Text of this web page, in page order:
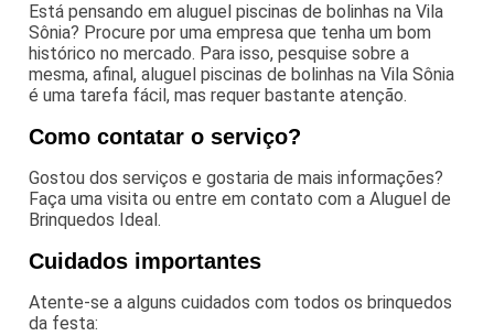
Está pensando em aluguel piscinas de bolinhas na Vila
Sônia? Procure por uma empresa que tenha um bom
histórico no mercado. Para isso, pesquise sobre a
mesma, afinal, aluguel piscinas de bolinhas na Vila Sônia
é uma tarefa fácil, mas requer bastante atenção.
Como contatar o serviço?
Gostou dos serviços e gostaria de mais informações?
Faça uma visita ou entre em contato com a Aluguel de
Brinquedos Ideal.
Cuidados importantes
Atente-se a alguns cuidados com todos os brinquedos
da festa: